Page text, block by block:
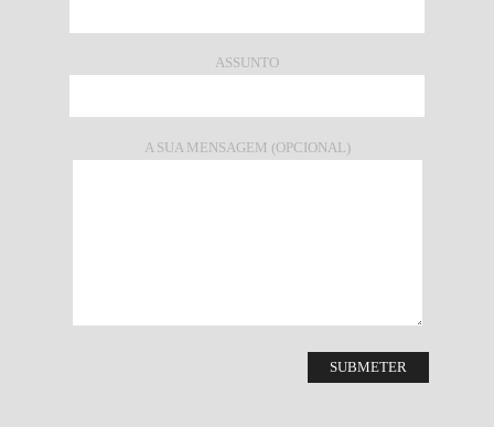
ASSUNTO
A SUA MENSAGEM (OPCIONAL)